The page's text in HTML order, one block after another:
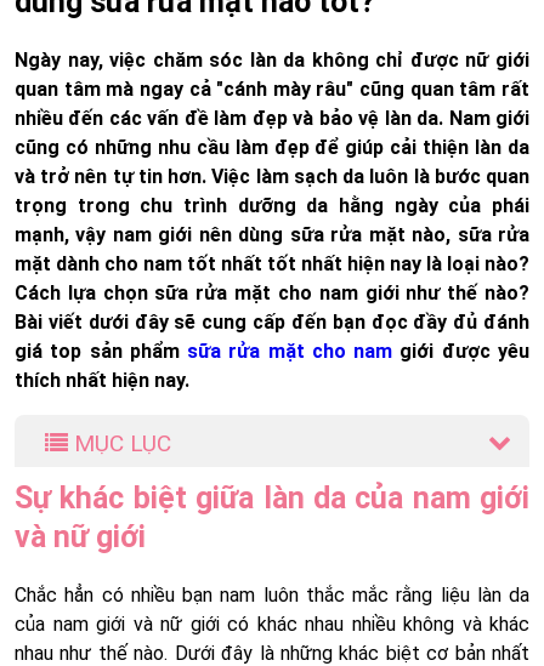
Ngày nay, việc chăm sóc làn da không chỉ được nữ giới
quan tâm mà ngay cả "cánh mày râu" cũng quan tâm rất
nhiều đến các vấn đề làm đẹp và bảo vệ làn da. Nam giới
cũng có những nhu cầu làm đẹp để giúp cải thiện làn da
và trở nên tự tin hơn. Việc làm sạch da luôn là bước quan
trọng trong chu trình dưỡng da hằng ngày của phái
mạnh, vậy nam giới nên dùng sữa rửa mặt nào, sữa rửa
mặt dành cho nam tốt nhất tốt nhất hiện nay là loại nào?
Cách lựa chọn sữa rửa mặt cho nam giới như thế nào?
Bài viết dưới đây sẽ cung cấp đến bạn đọc đầy đủ đánh
giá top sản phẩm sữa rửa mặt cho nam giới được yêu
thích nhất hiện nay.
MỤC LỤC
Sự khác biệt giữa làn da của nam giới
và nữ giới
Chắc hẳn có nhiều bạn nam luôn thắc mắc rằng liệu làn da
của nam giới và nữ giới có khác nhau nhiều không và khác
nhau như thế nào. Dưới đây là những khác biệt cơ bản nhất